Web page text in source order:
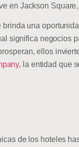
en Jackson
brinda una
significa negocios
ellos
, la entidad que
de los hoteles